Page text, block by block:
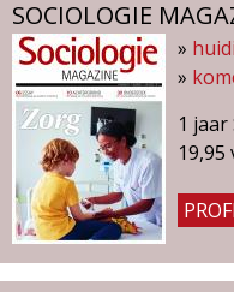
SOCIOLOGIE
»
»
1